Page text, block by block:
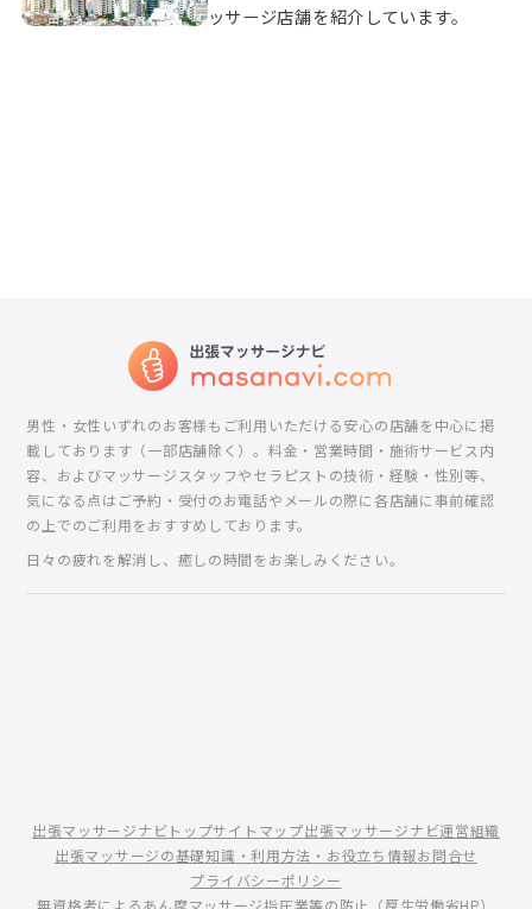
ッサージ店舗を紹介しています。
男性・女性いずれのお客様もご利用いただける安心の店舗を中心に掲
載しております（一部店舗除く）。料金・営業時間・施術サービス内
容、およびマッサージスタッフやセラピストの技術・経験・性別等、
気になる点はご予約・受付のお電話やメールの際に各店舗に事前確認
の上でのご利用をおすすめしております。
日々の疲れを解消し、癒しの時間をお楽しみください。
出張マッサージナビトップサイトマップ出張マッサージナビ運営組織
出張マッサージの基礎知識・利用方法・お役立ち情報お問合せ
プライバシーポリシー